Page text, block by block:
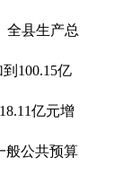
全县生产总
100.15亿
亿元增
般公共预算